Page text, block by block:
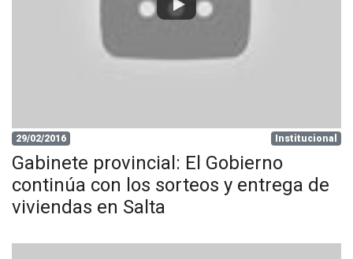
29/02/2016 Institucional
Gabinete provincial: El Gobierno
continúa con los sorteos y entrega de
viviendas en Salta